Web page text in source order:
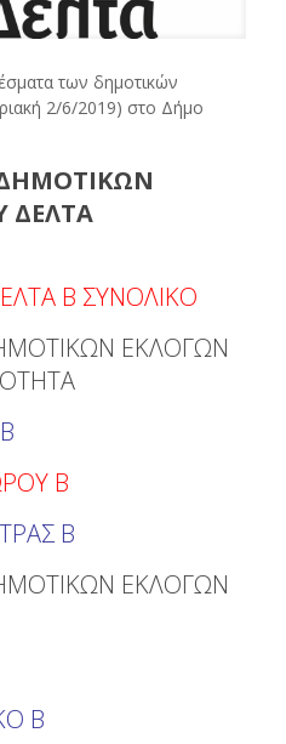
των δημοτικών
2/6/2019) στο Δήμο
ΔΕΛΤΑ
Β ΣΥΝΟΛΙΚΟ
ΕΚΛΟΓΩΝ
Β
Β
ΕΚΛΟΓΩΝ
Β